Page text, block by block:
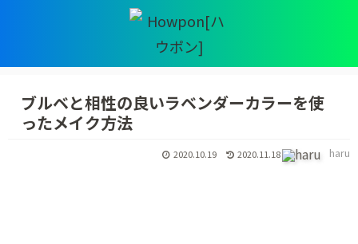
ブルベと相性の良いラベンダーカラーを使
ったメイク方法
haru
2020.11.18
2020.10.19